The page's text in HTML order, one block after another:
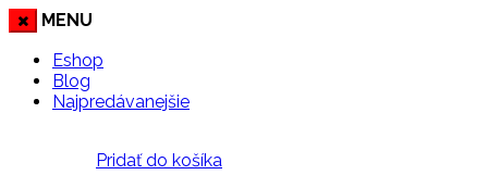
MENU
Eshop
Blog
Najpredávanejšie
Pridať do košíka